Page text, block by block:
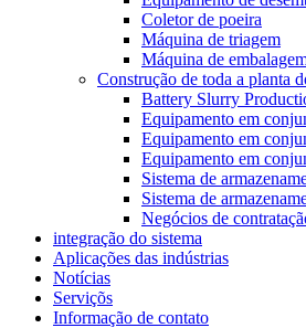
Coletor de poeira
Máquina de triagem
Máquina de
Construção de toda a planta
Battery Slurry
Equipamento em
Equipamento em
Equipamento em
Sistema de
Sistema de
Negócios de
integração do sistema
Aplicações das indústrias
Notícias
Serviçõs
Informação de contato